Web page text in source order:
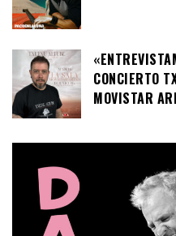
CONCIERTO
MOVISTAR